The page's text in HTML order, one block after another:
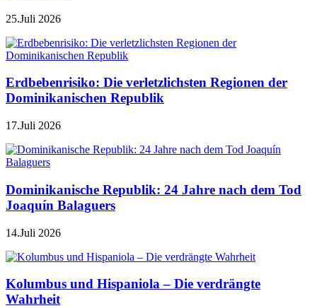
25.Juli 2026
Erdbebenrisiko: Die verletzlichsten Regionen der
Dominikanischen Republik
17.Juli 2026
Dominikanische Republik: 24 Jahre nach dem Tod
Joaquín Balaguers
14.Juli 2026
Kolumbus und Hispaniola – Die verdrängte
Wahrheit